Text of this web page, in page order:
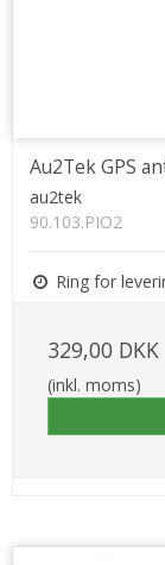
Au2Tek GPS
au2tek
90.103.PIO2
Ring for
329,00 DKK
(inkl. moms)